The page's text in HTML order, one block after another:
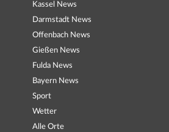
Kassel News
Darmstadt News
Offenbach News
Gießen News
Fulda News
Bayern News
Sport
Wetter
Alle Orte